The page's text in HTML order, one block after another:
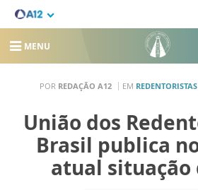
MENU
POR REDAÇÃO A12 EM REDENTORISTAS
União dos
Brasil publica
atual situação